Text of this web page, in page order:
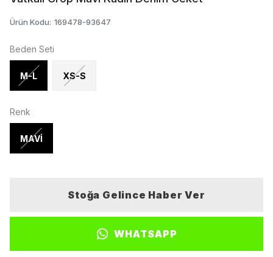
Ürün Kodu: 169478-93647
Beden Seti
M-L XS-S
Renk
MAVİ
Stoğa Gelince Haber Ver
WHATSAPP